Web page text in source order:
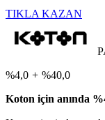
TIKLA KAZAN
%4,0 + %40,0
Koton için anında